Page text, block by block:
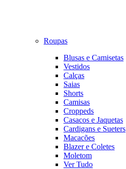
Roupas
Blusas e Camisetas
Vestidos
Calças
Saias
Shorts
Camisas
Croppeds
Casacos e Jaquetas
Cardigans e Sueters
Macacões
Blazer e Coletes
Moletom
Ver Tudo